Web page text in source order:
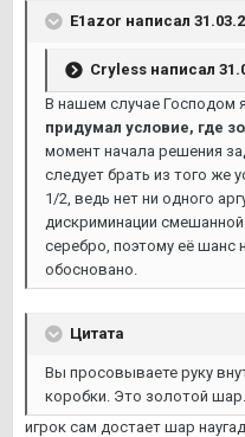
E1azor написал
Cryless написал
В нашем случае Господом
придумал условие, где
момент начала решения
следует брать из того же
1/2, ведь нет ни одного
дискриминации
серебро, поэтому её шанс
обосновано.
Цитата
Вы просовываете руку
коробки. Это золотой шар.
игрок сам достает шар